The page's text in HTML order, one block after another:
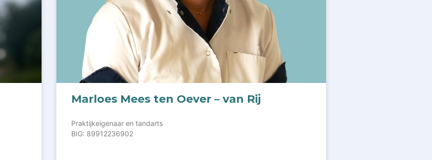
Marloes Mees ten Oever – van Rij
Praktijkeigenaar en tandarts
BIG: 89912236902